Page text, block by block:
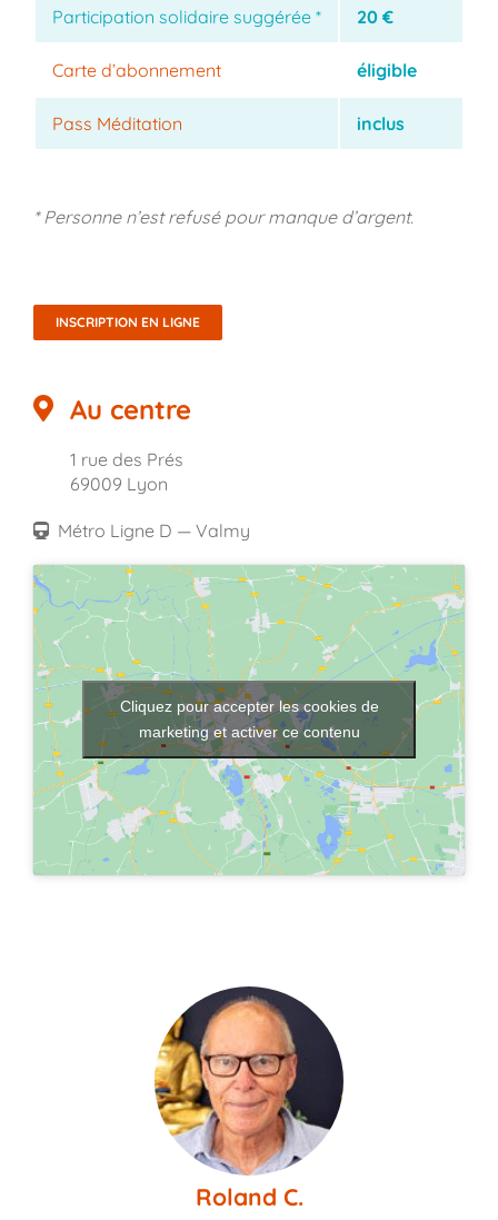
Participation solidaire suggérée * 20 €
Carte d’abonnement éligible
Pass Méditation inclus
* Personne n’est refusé pour manque d’argent.
INSCRIPTION EN LIGNE
Au centre
1 rue des Prés
69009 Lyon
Métro Ligne D — Valmy
Cliquez pour accepter les cookies de
marketing et activer ce contenu
Roland C.